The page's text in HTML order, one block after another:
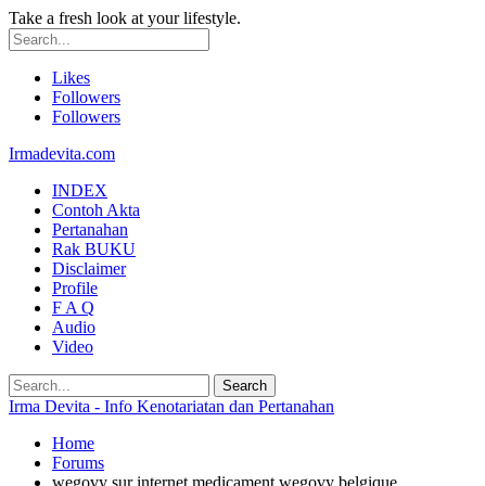
Take a fresh look at your lifestyle.
Likes
Followers
Followers
Irmadevita.com
INDEX
Contoh Akta
Pertanahan
Rak BUKU
Disclaimer
Profile
F A Q
Audio
Video
Irma Devita - Info Kenotariatan dan Pertanahan
Home
Forums
wegovy sur internet medicament wegovy belgique